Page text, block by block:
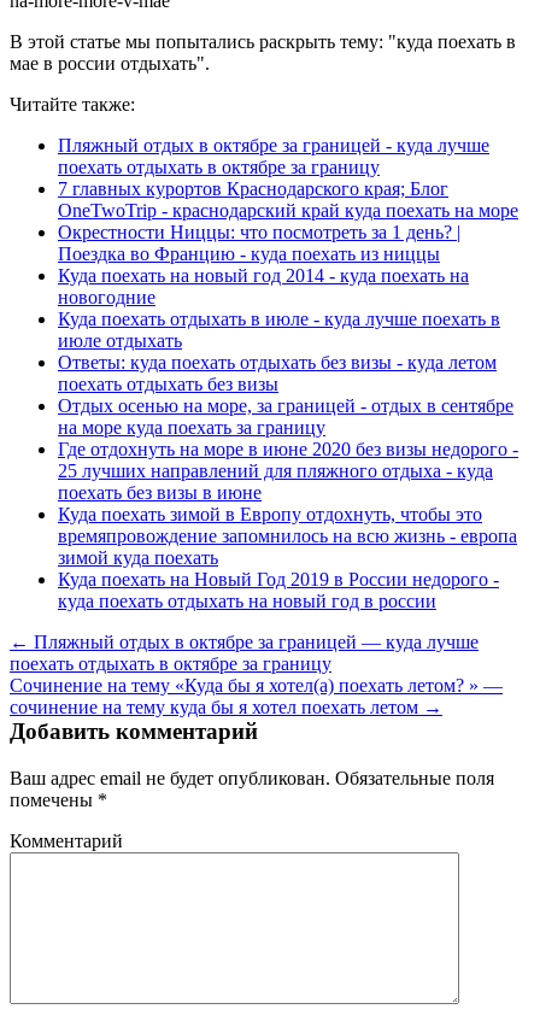
В этой статье мы попытались раскрыть тему: "куда поехать в
мае в россии отдыхать".
Читайте также:
Пляжный отдых в октябре за границей - куда лучше
поехать отдыхать в октябре за границу
7 главных курортов Краснодарского края; Блог
OneTwoTrip - краснодарский край куда поехать на море
Окрестности Ниццы: что посмотреть за 1 день? |
Поездка во Францию - куда поехать из ниццы
Куда поехать на новый год 2014 - куда поехать на
новогодние
Куда поехать отдыхать в июле - куда лучше поехать в
июле отдыхать
Ответы: куда поехать отдыхать без визы - куда летом
поехать отдыхать без визы
Отдых осенью на море, за границей - отдых в сентябре
на море куда поехать за границу
Где отдохнуть на море в июне 2020 без визы недорого -
25 лучших направлений для пляжного отдыха - куда
поехать без визы в июне
Куда поехать зимой в Европу отдохнуть, чтобы это
времяпровождение запомнилось на всю жизнь - европа
зимой куда поехать
Куда поехать на Новый Год 2019 в России недорого -
куда поехать отдыхать на новый год в россии
← Пляжный отдых в октябре за границей — куда лучше
поехать отдыхать в октябре за границу
Сочинение на тему «Куда бы я хотел(а) поехать летом? » —
сочинение на тему куда бы я хотел поехать летом →
Добавить комментарий
Ваш адрес email не будет опубликован. Обязательные поля
помечены *
Комментарий